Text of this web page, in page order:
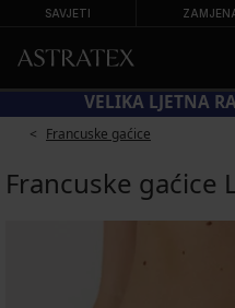
SAVJETI
VELIKA LJETNA
Francuske gaćice
Francuske gaćice